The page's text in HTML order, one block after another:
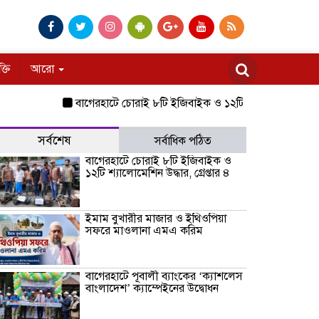
আরো
বাগেরহাটে চোরাই ৮টি ইজিবাইক ও ১২টি শ্যালোমেশিন উদ্ধার,
সর্বশেষ
সর্বাধিক পঠিত
বাগেরহাটে চোরাই ৮টি ইজিবাইক ও
১২টি শ্যালোমেশিন উদ্ধার, গ্রেপ্তার ৪
ইমাম বুখারীর মাজার ও ইথিওপিয়া
সফরে মাওলানা এমএ করিম
বাগেরহাটে পূবালী ব্যাংকের ‘ক্যাশলেস
বাংলাদেশ’ ক্যাম্পেইনের উদ্বোধন